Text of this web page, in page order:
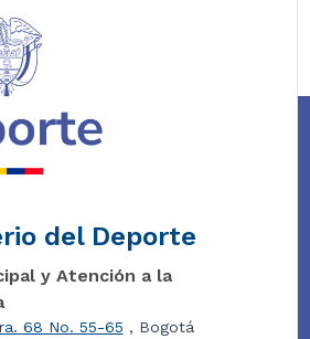
del Deporte
y Atención a la
68 No. 55-65 , Bogotá